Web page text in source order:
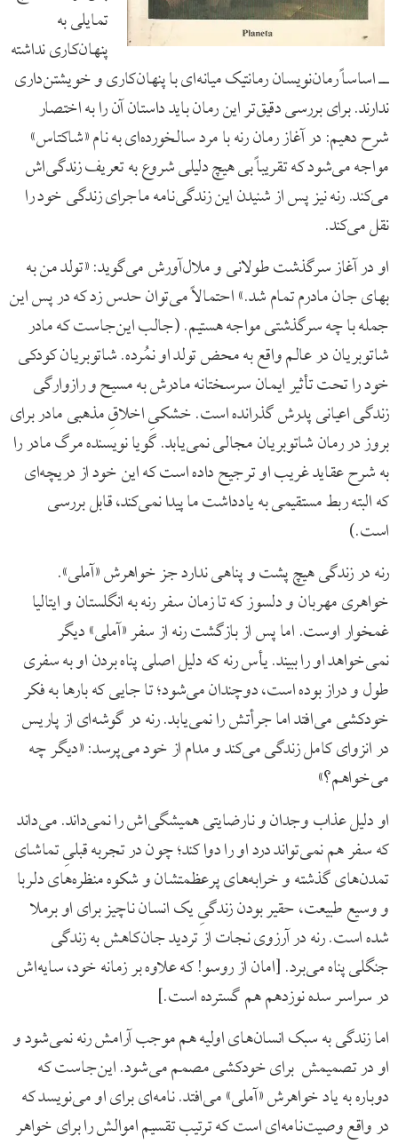
تمایلی به
پنهان‌کاری نداشته
ــ اساساً رمان‌نویسان رمانتیک میانه‌ای با پنهان‌کاری و خویشتن‌داری
ندارند. برای بررسی دقیق‌تر این رمان باید داستان آن را به اختصار
شرح دهیم: در آغاز رمان رنه با مرد سالخورده‌ای به نام «شاکتاس»
مواجه می‌شود که تقریباً بی‌ هیچ دلیلی شروع به تعریف زندگی‌اش
می‌کند. رنه نیز پس از شنیدن این زندگی‌نامه ماجرای زندگی خود را
نقل می‌کند.
او در آغاز سرگذشت طولانی و ملال‌آورش می‌گوید: «تولد من به
بهای جان مادرم تمام شد.» احتمالاً می‌‌توان حدس زد که در پس این
جمله با چه سرگذشتی مواجه هستیم. (جالب این‌جاست که مادر
شاتوبریان در عالم واقع به محض تولد او نمُرده. شاتوبریان کودکی
خود را تحت تأثیر ایمان سرسختانه مادرش به مسیح و رازوارگی
زندگی اعیانی پدرش گذرانده است. خشکیِ اخلاقِ مذهبی مادر برای
بروز در رمان شاتوبریان مجالی نمی‌یابد. گویا نویسنده مرگ مادر را
به شرح عقاید غریب او ترجیح داده ‌است که این خود از دریچه‌ای
که البته ربط مستقیمی به یادداشت ما پیدا نمی‌کند، قابل بررسی
است.)
رنه در زندگی هیچ پشت و پناهی ندارد جز خواهرش «آملی».
خواهری مهربان و دلسوز که تا زمان سفر رنه به انگلستان و ایتالیا
غمخوار اوست. اما پس از بازگشت رنه از سفر «آملی» دیگر
نمی‌خواهد او را ببیند. یأس رنه که دلیل اصلی پناه بردن او به سفری
طول و دراز بوده است، دوچندان می‌شود؛ تا جایی که بارها به فکر
خودکشی می‌افتد اما جرأتش را نمی‌یابد. رنه در گوشه‌ای از پاریس
در انزوای کامل زندگی می‌کند و مدام از خود می‌پرسد: «دیگر چه
می‌خواهم؟»
او دلیل عذاب وجدان و نارضایتی همیشگی‌اش را نمی‌داند. می‌داند
که سفر هم نمی‌تواند درد او را دوا کند؛ چون در تجربه قبلیِ تماشای
تمدن‌های گذشته و خرابه‌های پرعظمتشان و شکوه منظره‌های دلربا
و وسیع طبیعت، حقیر بودن زندگیِ یک انسان ناچیز برای او برملا
شده است. رنه در آرزوی نجات از تردید جان‌کاهش به زندگی
جنگلی پناه می‌برد. [امان از روسو! که علاوه بر زمانه خود، سایه‌اش
در سراسر سده نوزدهم هم گسترده است.]
اما زندگی به سبک انسان‌های اولیه هم موجب آرامش رنه نمی‌شود و
او در تصمیمش برای خودکشی مصمم می‌شود. این‌جاست که
دوباره به یاد خواهرش «آملی» می‌افتد. نامه‌ای برای او می‌نویسد که
در واقع وصیت‌نامه‌ای است که ترتیب تقسیم اموالش را برای خواهر